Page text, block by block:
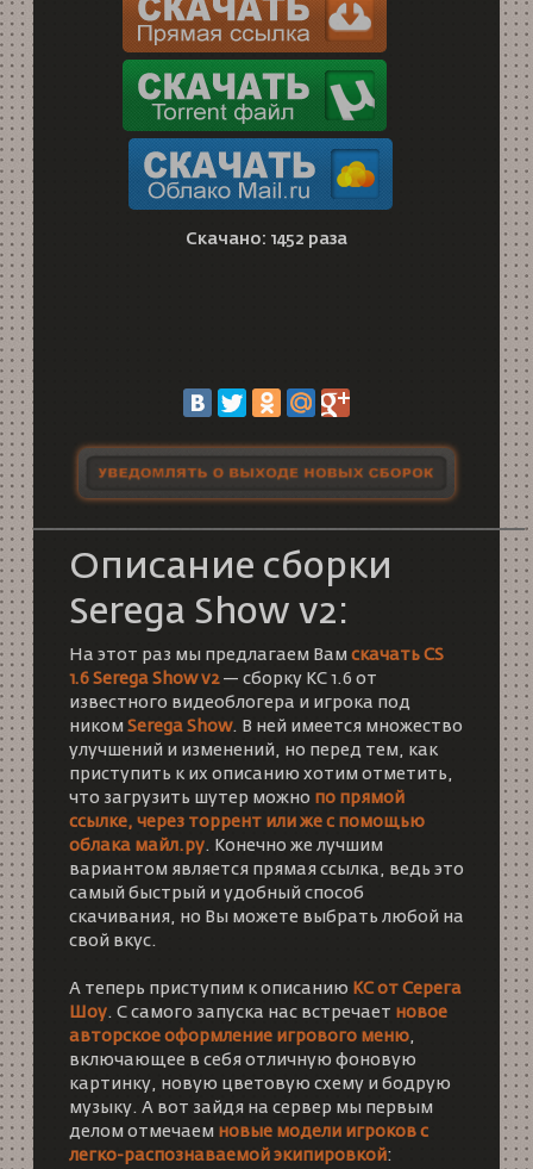
Скачано: 1452 раза
Описание сборки
Serega Show v2:
На этот раз мы предлагаем Вам скачать CS
1.6 Serega Show v2— сборку КС 1.6 от
известного видеоблогера и игрока под
ником Serega Show. В ней имеется множество
улучшений и изменений, но перед тем, как
приступить к их описанию хотим отметить,
что загрузить шутер можно по прямой
ссылке, через торрент или же с помощью
облака майл.ру. Конечно же лучшим
вариантом является прямая ссылка, ведь это
самый быстрый и удобный способ
скачивания, но Вы можете выбрать любой на
свой вкус.
А теперь приступим к описанию КС от Серега
Шоу. С самого запуска нас встречает новое
авторское оформление игрового меню,
включающее в себя отличную фоновую
картинку, новую цветовую схему и бодрую
музыку. А вот зайдя на сервер мы первым
делом отмечаем новые модели игроков с
легко-распознаваемой экипировкой: